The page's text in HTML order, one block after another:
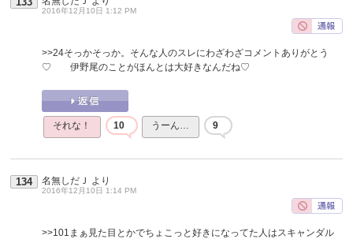
2016年12月10日 1:12 PM
>>24そっかそっか。そんな人のスレにわざわざコメントありがとう
♡ 伊野尾のことがほんとは大好きなんだね♡
それな！ 10 うーん… 9
134 名無しだＪ より
2016年12月10日 1:14 PM
>>101 まぁ見た目とかでちょこっと好きになってた人はスキャンダル